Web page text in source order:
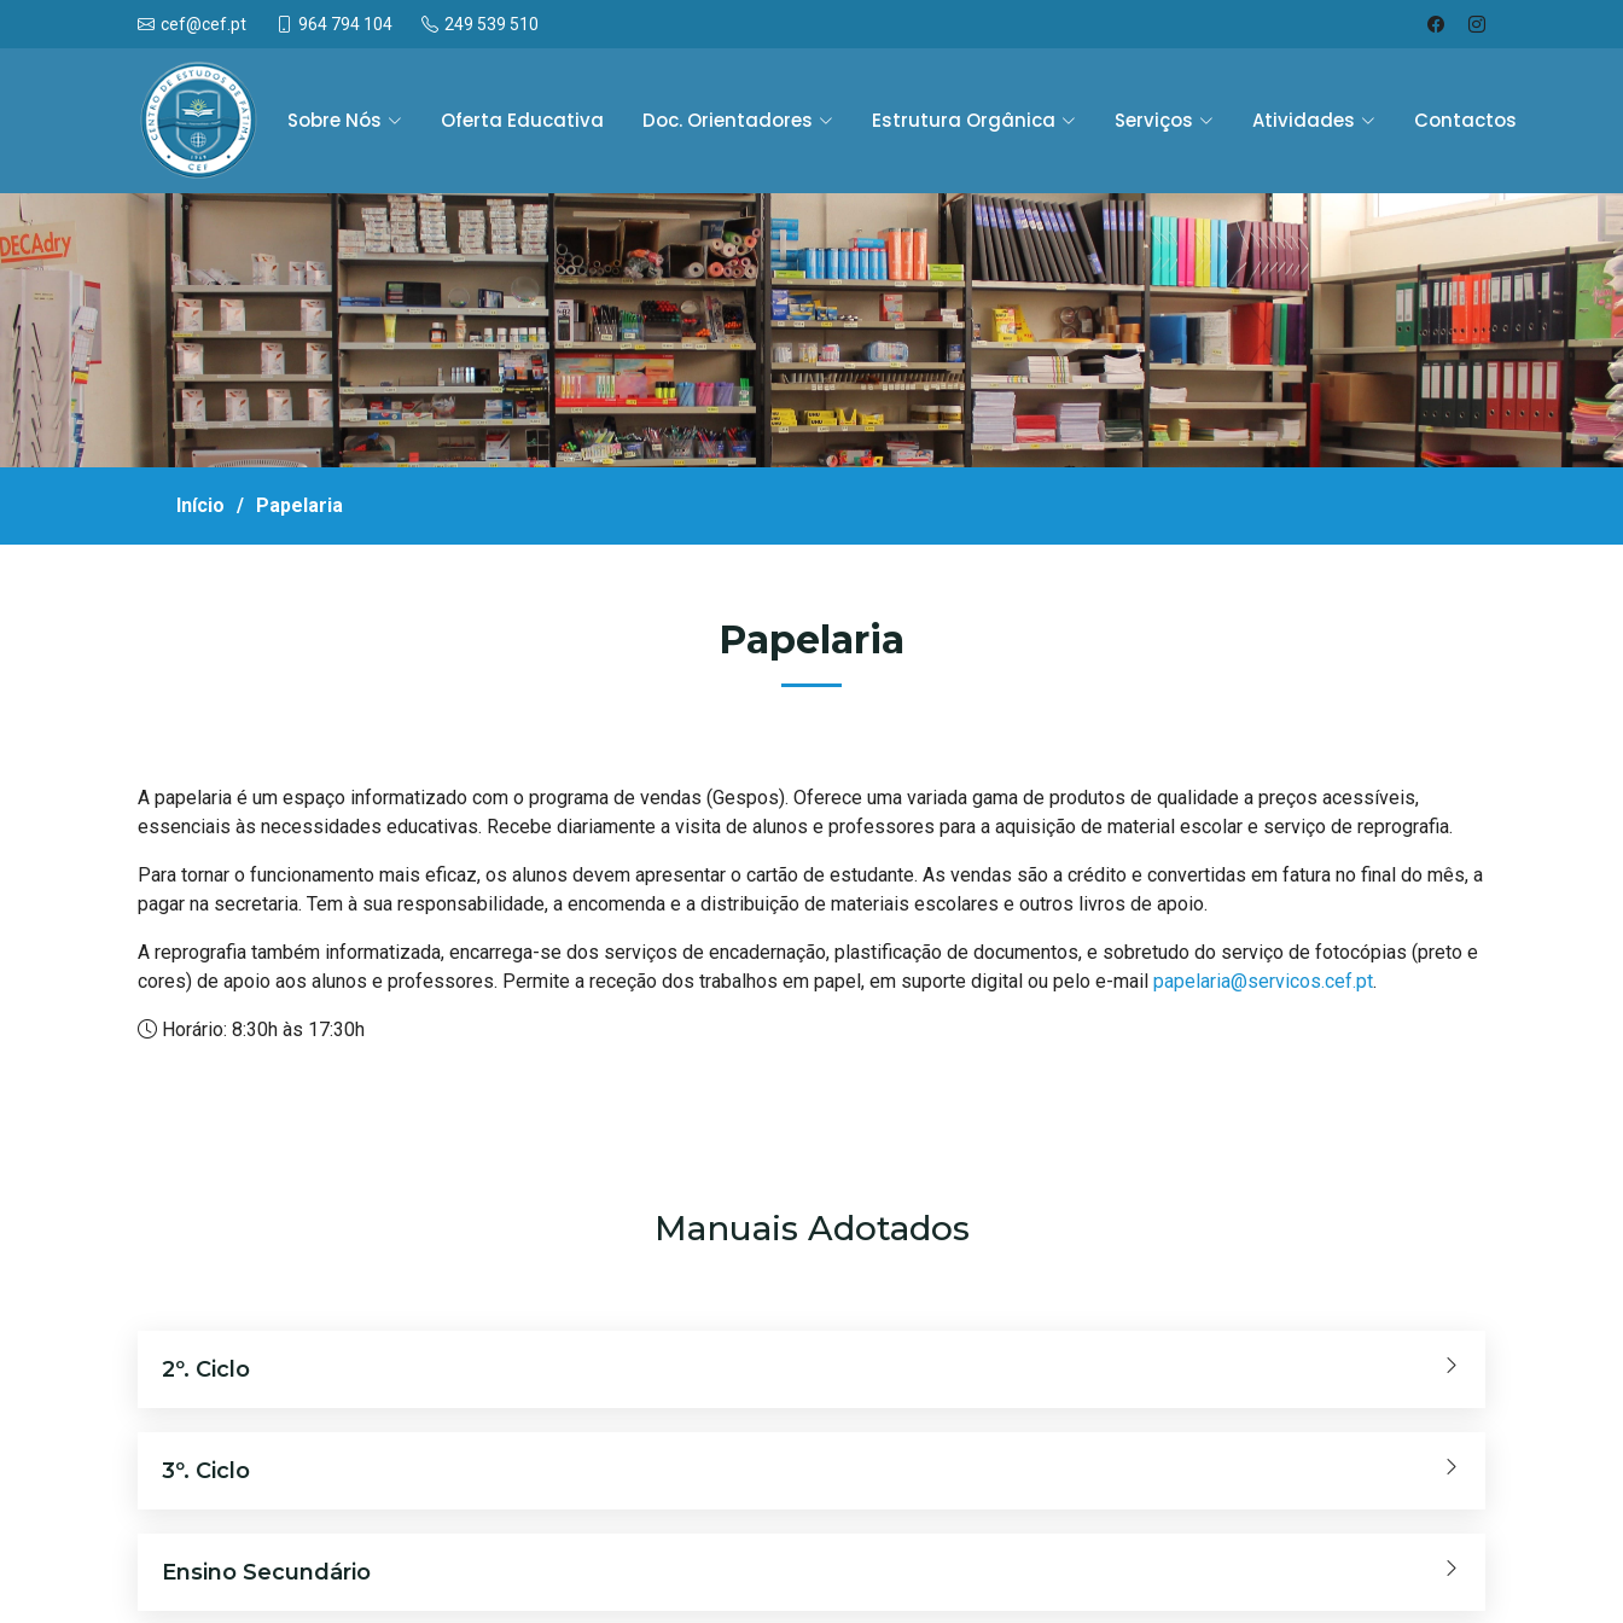
cef@cef.pt 964 794 104 249 539 510
Sobre Nós Oferta Educativa Doc. Orientadores Estrutura Orgânica Serviços Atividades Contactos
Início Papelaria
Papelaria
A papelaria é um espaço informatizado com o programa de vendas (Gespos). Oferece uma variada gama de produtos de qualidade a preços acessíveis,
essenciais às necessidades educativas. Recebe diariamente a visita de alunos e professores para a aquisição de material escolar e serviço de reprografia.
Para tornar o funcionamento mais eficaz, os alunos devem apresentar o cartão de estudante. As vendas são a crédito e convertidas em fatura no final do mês, a
pagar na secretaria. Tem à sua responsabilidade, a encomenda e a distribuição de materiais escolares e outros livros de apoio.
A reprografia também informatizada, encarrega-se dos serviços de encadernação, plastificação de documentos, e sobretudo do serviço de fotocópias (preto e
cores) de apoio aos alunos e professores. Permite a receção dos trabalhos em papel, em suporte digital ou pelo e-mail papelaria@servicos.cef.pt.
Horário: 8:30h às 17:30h
Manuais Adotados
2º. Ciclo
3º. Ciclo
Ensino Secundário